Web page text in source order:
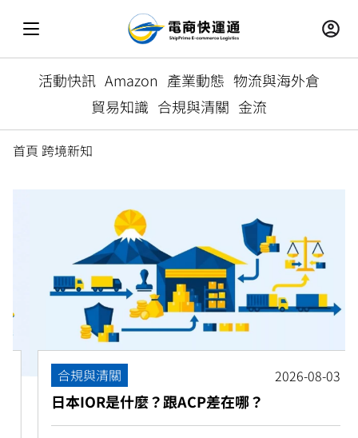
活動快訊 Amazon 產業動態 物流與海外倉
貿易知識 合規與清關 金流
首頁 跨境新知
合規與清關 2026-08-03
日本IOR是什麼？跟ACP差在哪？